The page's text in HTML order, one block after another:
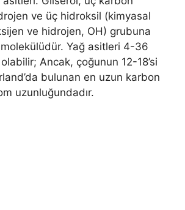
ve üç hidroksil (kimyasal
ve hidrojen, OH) grubuna
Yağ asitleri 4-36
Ancak, çoğunun 12-18’si
bulunan en uzun karbon
uzunluğundadır.